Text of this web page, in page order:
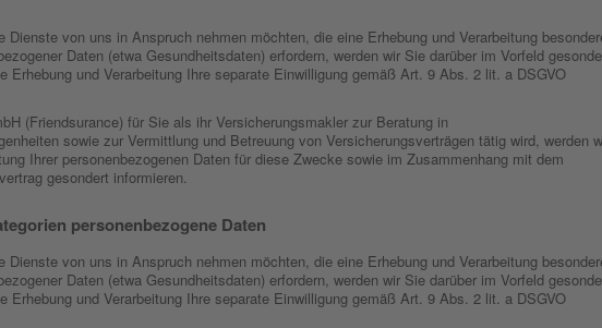
Dienste von uns in Anspruch nehmen möchten, die eine Erhebung und Verarbeitung
Daten (etwa Gesundheitsdaten) erfordern, werden wir Sie darüber im Vorfeld
Erhebung und Verarbeitung Ihre separate Einwilligung gemäß Art. 9 Abs. 2 lit. a DSGVO
(Friendsurance) für Sie als ihr Versicherungsmakler zur Beratung in
sowie zur Vermittlung und Betreuung von Versicherungsverträgen tätig wird, werden
Ihrer personenbezogenen Daten für diese Zwecke sowie im Zusammenhang mit dem
gesondert informieren.
personenbezogene Daten
Dienste von uns in Anspruch nehmen möchten, die eine Erhebung und Verarbeitung
Daten (etwa Gesundheitsdaten) erfordern, werden wir Sie darüber im Vorfeld
Erhebung und Verarbeitung Ihre separate Einwilligung gemäß Art. 9 Abs. 2 lit. a DSGVO